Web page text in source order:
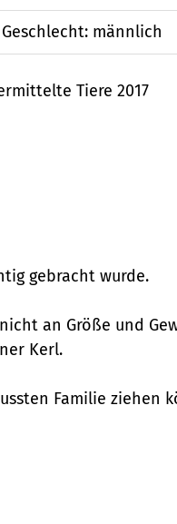
Geschlecht: männlich
Tiere 2017
gebracht wurde.
an Größe und
Kerl.
Familie ziehen